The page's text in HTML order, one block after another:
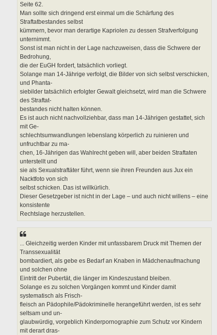
Seite 62.
Man sollte sich dringend erst einmal um die Schärfung des
Straftatbestandes selbst
kümmern, bevor man derartige Kapriolen zu dessen Strafverfolgung
unternimmt.
Sonst ist man nicht in der Lage nachzuweisen, dass die Schwere der
Bedrohung,
die der EuGH fordert, tatsächlich vorliegt.
Solange man 14-Jährige verfolgt, die Bilder von sich selbst verschicken,
und Phanta-
siebilder tatsächlich erfolgter Gewalt gleichsetzt, wird man die Schwere
des Straftat-
bestandes nicht halten können.
Es ist auch nicht nachvollziehbar, dass man 14-Jährigen gestattet, sich
mit Ge-
schlechtsumwandlungen lebenslang körperlich zu ruinieren und
unfruchtbar zu ma-
chen, 16-Jährigen das Wahlrecht geben will, aber beiden Straftaten
unterstellt und
sie als Sexualstraftäter führt, wenn sie ihren Freunden aus Jux ein
Nacktfoto von sich
selbst schicken. Das ist willkürlich.
Dieser Gesetzgeber ist nicht in der Lage – und auch nicht willens – eine
konsistente
Rechtslage herzustellen.
... Gleichzeitig werden Kinder mit unfassbarem Druck mit Themen der
Transsexualität
bombardiert, als gebe es Bedarf an Knaben in Mädchenaufmachung
und solchen ohne
Eintritt der Pubertät, die länger im Kindeszustand bleiben.
Solange es zu solchen Vorgängen kommt und Kinder damit
systematisch als Frisch-
fleisch an Pädophile/Pädokriminelle herangeführt werden, ist es sehr
seltsam und un-
glaubwürdig, vorgeblich Kinderpornographie zum Schutz vor Kindern
mit derart dras-